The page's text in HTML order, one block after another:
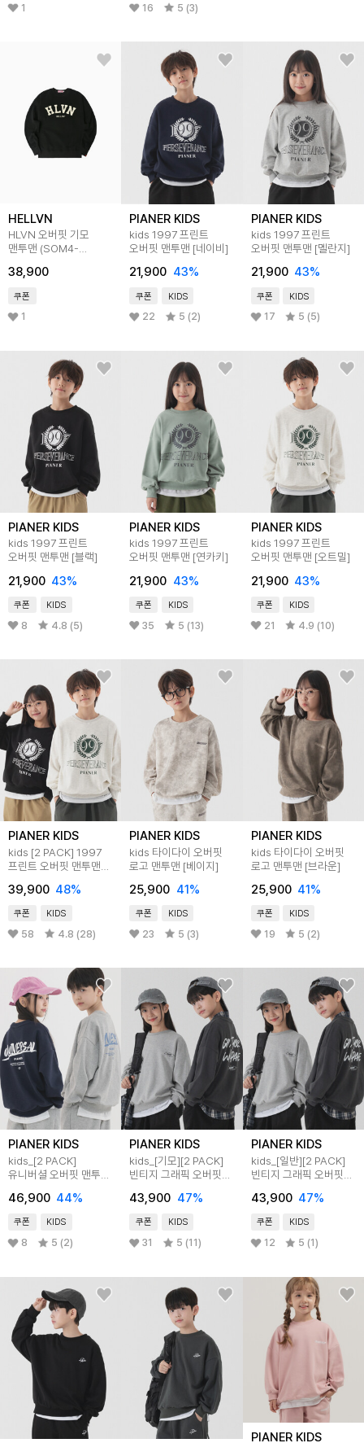
1 16 5 (3)
HELLVN
HLVN 오버핏 기모
맨투맨 (SOM4-
38,900
쿠폰
1
PIANER KIDS
kids 1997 프린트
오버핏 맨투맨 [네이비]
21,900 43%
쿠폰 KIDS
22 5 (2)
PIANER KIDS
kids 1997 프린트
오버핏 맨투맨 [멜란지]
21,900 43%
쿠폰 KIDS
17 5 (5)
PIANER KIDS
kids 1997 프린트
오버핏 맨투맨 [블랙]
21,900 43%
쿠폰 KIDS
8 4.8 (5)
PIANER KIDS
kids 1997 프린트
오버핏 맨투맨 [연카키]
21,900 43%
쿠폰 KIDS
35 5 (13)
PIANER KIDS
kids 1997 프린트
오버핏 맨투맨 [오트밀]
21,900 43%
쿠폰 KIDS
21 4.9 (10)
PIANER KIDS
kids [2 PACK] 1997
프린트 오버핏 맨투맨
39,900 48%
쿠폰 KIDS
58 4.8 (28)
PIANER KIDS
kids 타이다이 오버핏
로고 맨투맨 [베이지]
25,900 41%
쿠폰 KIDS
23 5 (3)
PIANER KIDS
kids 타이다이 오버핏
로고 맨투맨 [브라운]
25,900 41%
쿠폰 KIDS
19 5 (2)
PIANER KIDS
kids_[2 PACK]
유니버셜 오버핏 맨투맨
46,900 44%
쿠폰 KIDS
8 5 (2)
PIANER KIDS
kids_[기모][2 PACK]
빈티지 그래픽 오버핏
43,900 47%
쿠폰 KIDS
31 5 (11)
PIANER KIDS
kids_[일반][2 PACK]
빈티지 그래픽 오버핏
43,900 47%
쿠폰 KIDS
12 5 (1)
PIANER KIDS